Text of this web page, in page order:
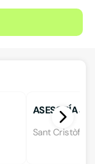
ASESORÍA
Sant Cristòfol,